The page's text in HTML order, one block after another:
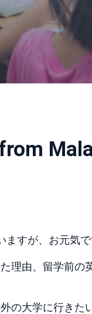
ますが、お元気で
理由、留学前の
の大学に行きた